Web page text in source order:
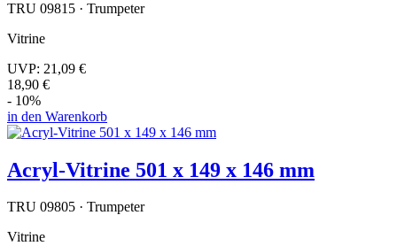
TRU 09815 · Trumpeter
Vitrine
UVP: 21,09 €
18,90 €
- 10%
in den Warenkorb
Acryl-Vitrine 501 x 149 x 146 mm
TRU 09805 · Trumpeter
Vitrine